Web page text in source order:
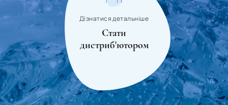
Дізнатися детальніше
Стати
дистриб'ютором